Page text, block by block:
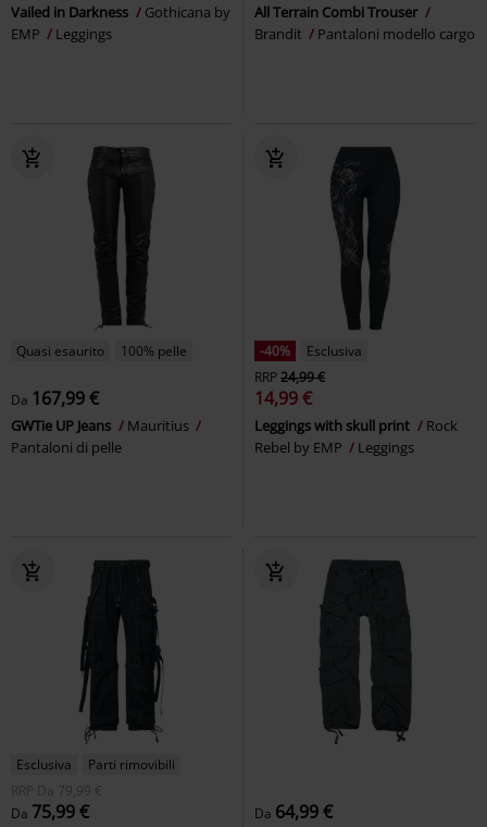
Vailed in Darkness
Gothicana by
EMP
Leggings
All Terrain Combi Trouser
Brandit
Pantaloni modello cargo
Quasi esaurito 100% pelle
Da 167,99 €
GWTie UP Jeans
Mauritius
Pantaloni di pelle
-40%
Esclusiva
RRP24,99 €
14,99 €
Leggings with skull print
Rock
Rebel by EMP
Leggings
Esclusiva
Parti rimovibili
RRP
Da
79,99 €
Da 75,99 € Da 64,99 €